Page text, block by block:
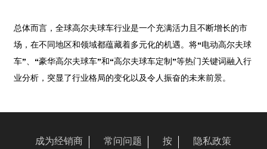
总体而言，全球高尔夫球车行业是一个充满活力且不断增长的市
场，在不同地区和领域都蕴藏着多元化的机遇。将“电动高尔夫球
车”、“豪华高尔夫球车”和“高尔夫球车定制”等热门关键词融入行
业分析，突显了行业格局的变化以及令人振奋的未来前景。
成为经销商 常问问题 按 隐私政策